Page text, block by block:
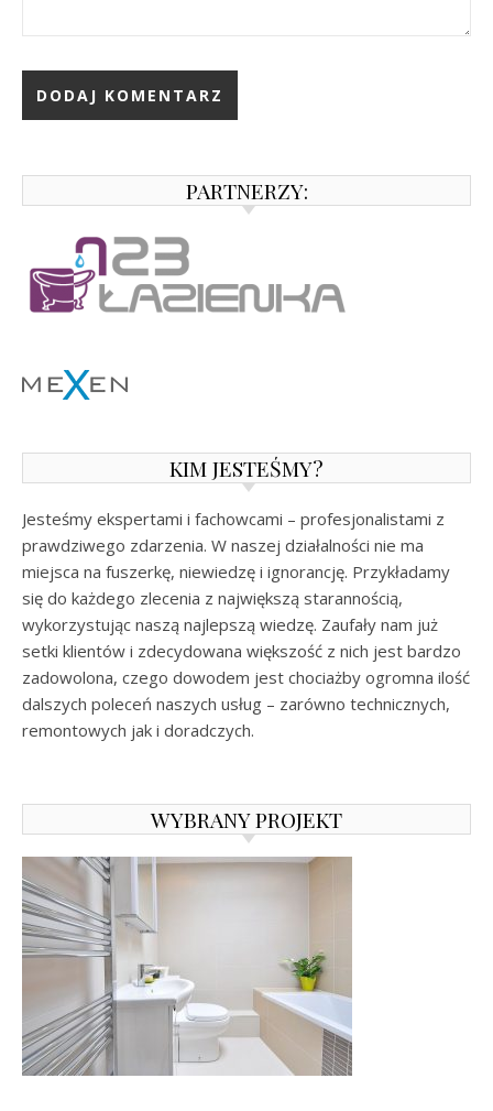
PARTNERZY:
KIM JESTEŚMY?
Jesteśmy ekspertami i fachowcami – profesjonalistami z
prawdziwego zdarzenia. W naszej działalności nie ma
miejsca na fuszerkę, niewiedzę i ignorancję. Przykładamy
się do każdego zlecenia z największą starannością,
wykorzystując naszą najlepszą wiedzę. Zaufały nam już
setki klientów i zdecydowana większość z nich jest bardzo
zadowolona, czego dowodem jest chociażby ogromna ilość
dalszych poleceń naszych usług – zarówno technicznych,
remontowych jak i doradczych.
WYBRANY PROJEKT